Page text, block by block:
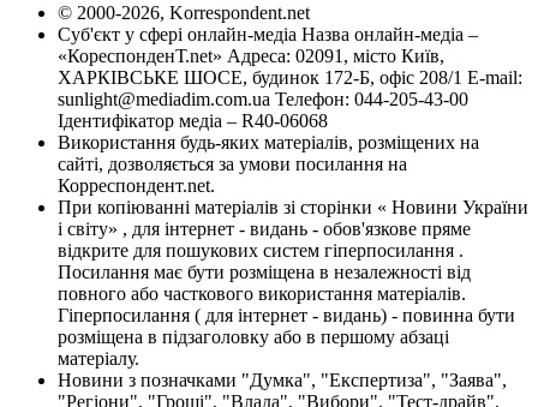
© 2000-2026, Korrespondent.net
Суб'єкт у сфері онлайн-медіа Назва онлайн-медіа –
«КореспонденТ.net» Адреса: 02091, місто Київ,
ХАРКІВСЬКЕ ШОСЕ, будинок 172-Б, офіс 208/1 E-mail:
sunlight@mediadim.com.ua Телефон: 044-205-43-00
Ідентифікатор медіа – R40-06068
Використання будь-яких матеріалів, розміщених на
сайті, дозволяється за умови посилання на
Корреспондент.net.
При копіюванні матеріалів зі сторінки « Новини України
і світу» , для інтернет - видань - обов'язкове пряме
відкрите для пошукових систем гіперпосилання .
Посилання має бути розміщена в незалежності від
повного або часткового використання матеріалів.
Гіперпосилання ( для інтернет - видань) - повинна бути
розміщена в підзаголовку або в першому абзаці
матеріалу.
Новини з позначками "Думка", "Експертиза", "Заява",
"Регіони", "Гроші", "Влада", "Вибори", "Тест-драйв",